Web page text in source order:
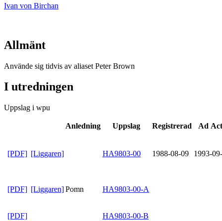
Ivan von Birchan
Allmänt
Använde sig tidvis av aliaset Peter Brown
I utredningen
Uppslag i wpu
Anledning Uppslag Registrerad Ad
[PDF] [Liggaren] HA9803-00 1988-08-09 1993-
[PDF] [Liggaren]Pomn HA9803-00-A
[PDF] HA9803-00-B